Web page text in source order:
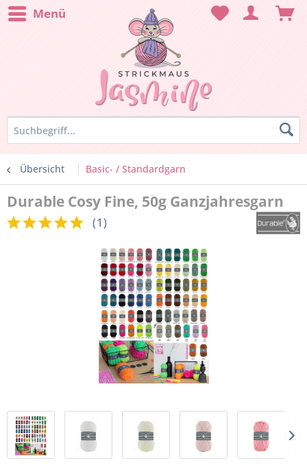
Menü
Übersicht Basic- / Standardgarn
Durable Cosy Fine, 50g Ganzjahresgarn
(1)